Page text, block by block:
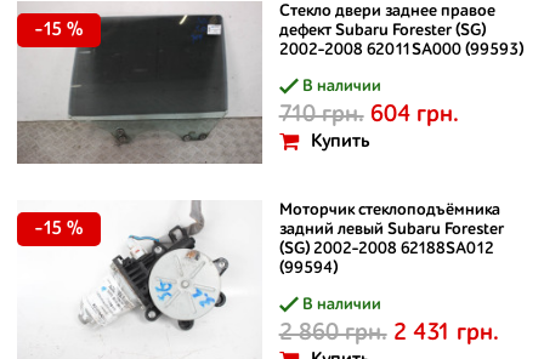
Стекло двери заднее правое
дефект Subaru Forester (SG)
2002-2008 62011SA000 (99593)
В наличии
710 грн. 604 грн.
Купить
-15 %
Моторчик стеклоподъёмника
задний левый Subaru Forester
(SG) 2002-2008 62188SA012
(99594)
В наличии
2 860 грн. 2 431 грн.
-15 %